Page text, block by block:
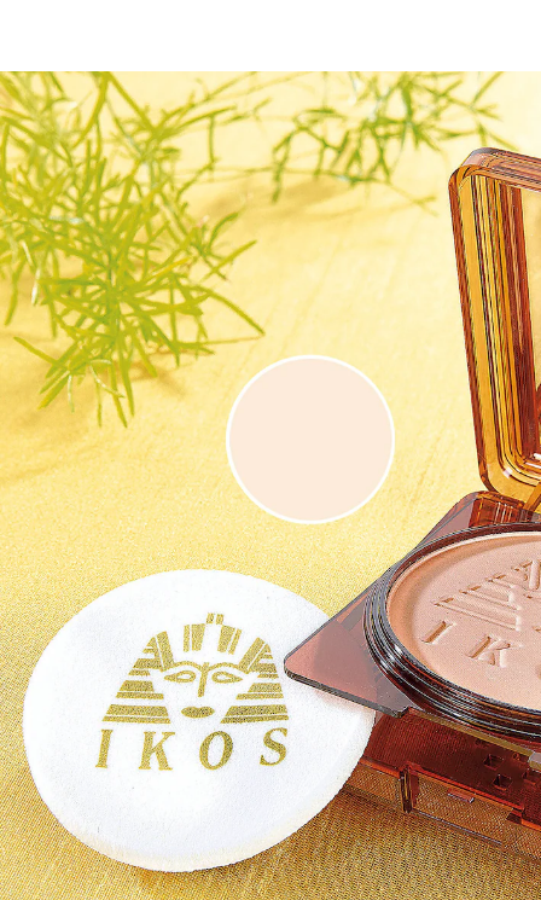
Variantelight
In den Warenkorb
Sofort lieferbar - in 2-3 Werktagen bei Ihnen
überdeckt selbst unschöne Besenreiser
an den Beinen
LSF 15
überdeckt Narben und Unebenheiten
Nass oder trocken auftragbar
mit Spiegel und Schwämmchen
dermatologisch getestet
Selbst Narben verschwinden! Die Profischminke lässt
Hautunreinheiten, Altersflecken, Pigmentstörungen
und Narben in Gesicht und Dekolleté verschwinden.
Überdeckt sogar unschöne Besenreißer an den
Beinen. Nass oder trocken auftragbar. Mit Spiegel und
Schwämmchen. Sofort 10 Jahre jünger aussehen!
Dermatologisch getestet. Mit LSF 15.